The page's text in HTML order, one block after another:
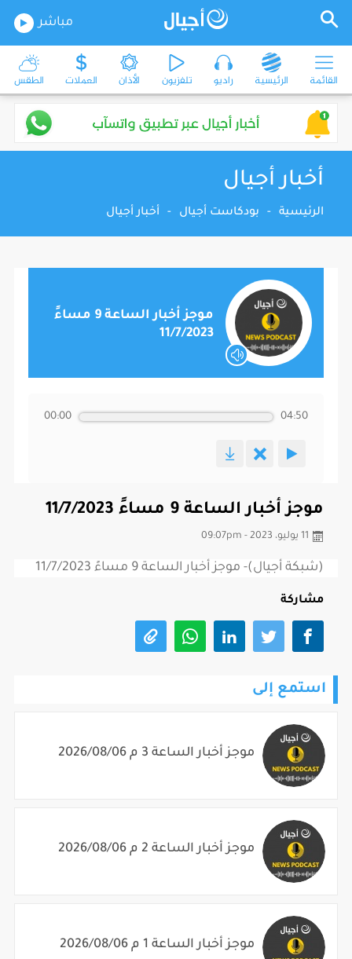
مباشر
القائمة الرئيسية راديو تلفزيون الأذان العملات الطقس
أخبار أجيال
الرئيسية - بودكاست أجيال - أخبار أجيال
موجز أخبار الساعة 9 مساءً
11/7/2023
00:00 04:50
موجز أخبار الساعة 9 مساءً 11/7/2023
11 يوليو، 2023 - 09:07pm
(شبكة أجيال)- موجز أخبار الساعة 9 مساءً 11/7/2023
مشاركة
استمع إلى
موجز أخبار الساعة 3 م 2026/08/06
موجز أخبار الساعة 2 م 2026/08/06
موجز أخبار الساعة 1 م 2026/08/06